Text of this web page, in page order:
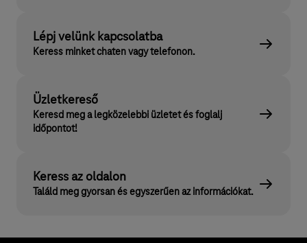
Lépj velünk kapcsolatba
Keress minket chaten vagy telefonon.
Üzletkereső
Keresd meg a legközelebbi üzletet és foglalj
időpontot!
Keress az oldalon
Találd meg gyorsan és egyszerűen az információkat.